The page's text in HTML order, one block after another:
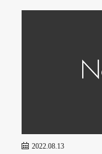
2022.08.13